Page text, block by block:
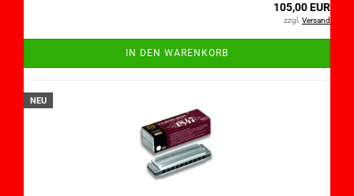
105,00 EUR
zzgl. Versand
IN DEN WARENKORB
NEU